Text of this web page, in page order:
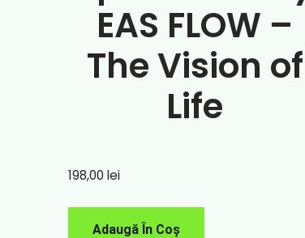
EAS FLOW –
The Vision of
Life
198,00 lei
Adaugă În Coș